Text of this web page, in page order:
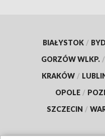
BIAŁYSTOK /
GORZÓW WLKP. /
KRAKÓW /
OPOLE /
SZCZECIN /